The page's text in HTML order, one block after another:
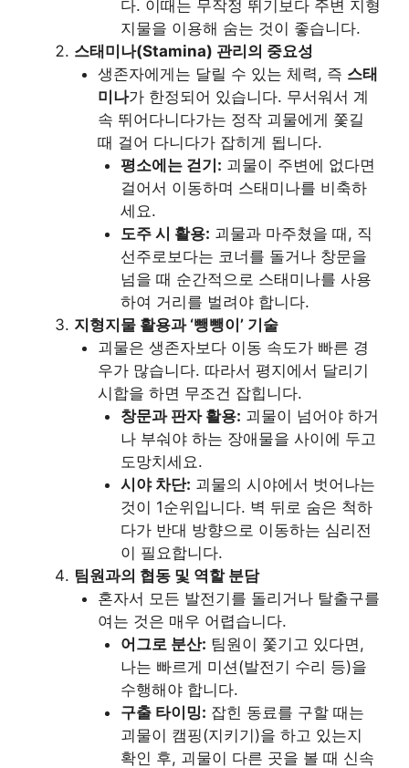
다. 이때는 무작정 뛰기보다 주변 지형
지물을 이용해 숨는 것이 좋습니다.
스태미나(Stamina) 관리의 중요성
생존자에게는 달릴 수 있는 체력, 즉 스태
미나가 한정되어 있습니다. 무서워서 계
속 뛰어다니다가는 정작 괴물에게 쫓길
때 걸어 다니다가 잡히게 됩니다.
평소에는 걷기: 괴물이 주변에 없다면
걸어서 이동하며 스태미나를 비축하
세요.
도주 시 활용: 괴물과 마주쳤을 때, 직
선주로보다는 코너를 돌거나 창문을
넘을 때 순간적으로 스태미나를 사용
하여 거리를 벌려야 합니다.
지형지물 활용과 ‘뺑뺑이’ 기술
괴물은 생존자보다 이동 속도가 빠른 경
우가 많습니다. 따라서 평지에서 달리기
시합을 하면 무조건 잡힙니다.
창문과 판자 활용: 괴물이 넘어야 하거
나 부숴야 하는 장애물을 사이에 두고
도망치세요.
시야 차단: 괴물의 시야에서 벗어나는
것이 1순위입니다. 벽 뒤로 숨은 척하
다가 반대 방향으로 이동하는 심리전
이 필요합니다.
팀원과의 협동 및 역할 분담
혼자서 모든 발전기를 돌리거나 탈출구를
여는 것은 매우 어렵습니다.
어그로 분산: 팀원이 쫓기고 있다면,
나는 빠르게 미션(발전기 수리 등)을
수행해야 합니다.
구출 타이밍: 잡힌 동료를 구할 때는
괴물이 캠핑(지키기)을 하고 있는지
확인 후, 괴물이 다른 곳을 볼 때 신속